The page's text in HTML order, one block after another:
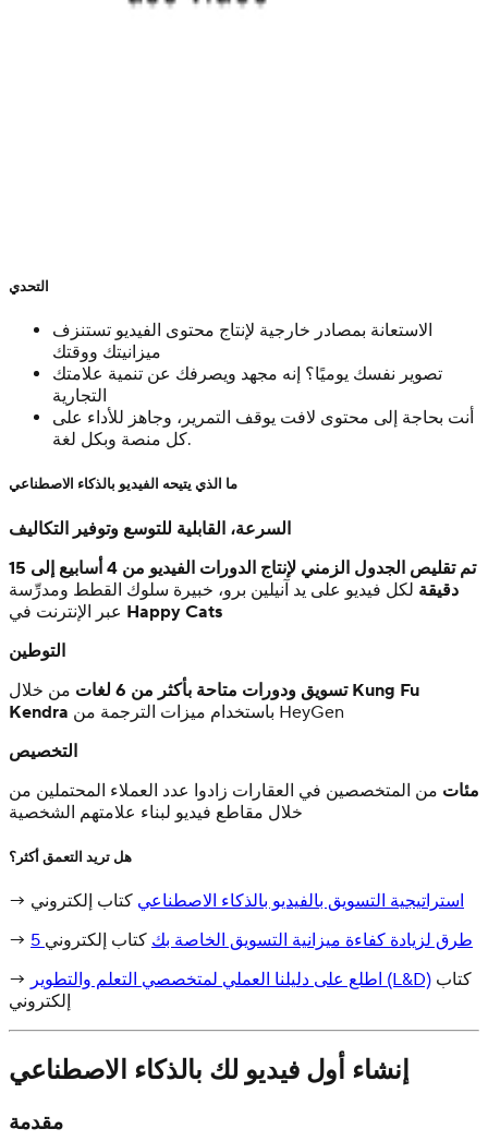
التحدي
الاستعانة بمصادر خارجية لإنتاج محتوى الفيديو تستنزف
ميزانيتك ووقتك
تصوير نفسك يوميًا؟ إنه مجهد ويصرفك عن تنمية علامتك
التجارية
أنت بحاجة إلى محتوى لافت يوقف التمرير، وجاهز للأداء على
كل منصة وبكل لغة.
ما الذي يتيحه الفيديو بالذكاء الاصطناعي
السرعة، القابلية للتوسع وتوفير التكاليف
تم تقليص الجدول الزمني لإنتاج الدورات الفيديو من 4 أسابيع إلى 15
دقيقة لكل فيديو على يد آنيلين برو، خبيرة سلوك القطط ومدرِّسة
Happy Cats
التوطين
تسويق ودورات متاحة بأكثر من 6 لغاتمن خلال Kung Fu
Kendra
باستخدام ميزات الترجمة من HeyGen
التخصيص
مئات من المتخصصين في العقارات زادوا عدد العملاء المحتملين من
خلال مقاطع فيديو لبناء علامتهم الشخصية
هل تريد التعمق أكثر؟
→ استراتيجية التسويق بالفيديو بالذكاء الاصطناعي كتاب إلكتروني
→
5 طرق لزيادة كفاءة ميزانية التسويق الخاصة بك كتاب إلكتروني
→
اطلع على دليلنا العملي لمتخصصي التعلم والتطوير (L&D)
إلكتروني
إنشاء أول فيديو لك بالذكاء الاصطناعي
مقدمة